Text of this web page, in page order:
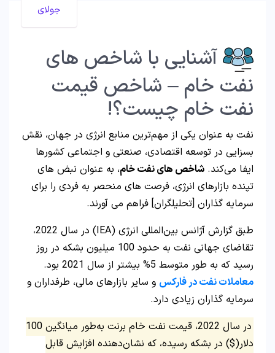
جولای
آشنایی با شاخص های
نفت خام – شاخص قیمت
نفت خام چیست؟!
نفت به عنوان یکی از مهم‌ترین منابع انرژی در جهان، نقش
بسزایی در توسعه اقتصادی، صنعتی و اجتماعی کشورها
ایفا می‌کند. شاخص های نفت خام، به عنوان نبض های
تپنده بازارهای انرژی، فرصت های منحصر به فردی را برای
سرمایه گذاران [تحلیلگران] فراهم می آورند.
طبق گزارش آژانس بین‌المللی انرژی (IEA) در سال 2022،
تقاضای جهانی نفت به حدود 100 میلیون بشکه در روز
رسید که به طور متوسط 5% بیشتر از سال 2021 بود.
معاملات نفت در فارکس و سایر بازارهای مالی، طرفداران و
سرمایه گذاران زیادی دارد.
در سال 2022، قیمت نفت خام برنت به‌طور میانگین 100
دلار($) در بشکه رسیده، که نشان‌دهنده افزایش قابل